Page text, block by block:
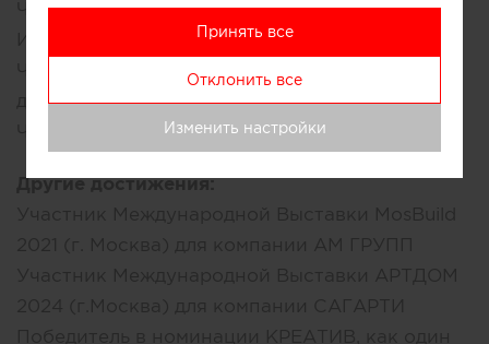
Член Британского Института Дизайна
Член Ассоциации профессиональных
дизайнеров и архитекторов Италии (AIPI)
Член Союза Дизайнеров Интерьера России
Другие достижения:
Принять все
Отклонить все
Изменить настройки